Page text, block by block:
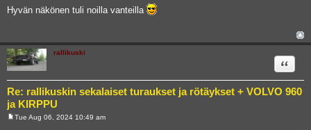
s
Hyvän näkönen tuli noilla vanteilla
rallikuski
Re: rallikuskin sekalaiset turaukset ja rötäykset + VOLVO 960
ja KIRPPU
Quote
Tue Aug 06, 2024 10:49 am